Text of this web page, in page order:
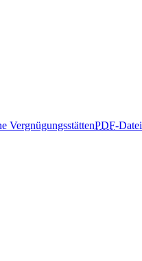
VergnügungsstättenPDF-Datei